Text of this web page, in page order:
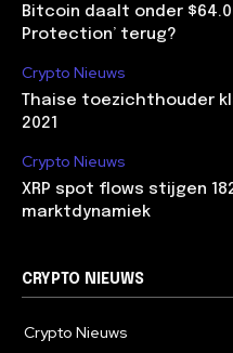
Bitcoin daalt onder
Protection’ terug?
Crypto Nieuws
Thaise toezichthouder
2021
Crypto Nieuws
XRP spot flows stijgen
marktdynamiek
CRYPTO NIEUWS
Crypto Nieuws